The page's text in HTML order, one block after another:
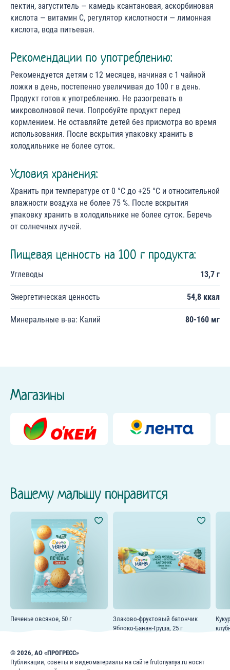
пектин, загуститель — камедь ксантановая, аскорбиновая
кислота — витамин С, регулятор кислотности — лимонная
кислота, вода питьевая.
Рекомендации по употреблению:
Рекомендуется детям с 12 месяцев, начиная с 1 чайной
ложки в день, постепенно увеличивая до 100 г в день.
Продукт готов к употреблению. Не разогревать в
микроволновой печи. Попробуйте продукт перед
кормлением. Не оставляйте детей без присмотра во время
использования. После вскрытия упаковку хранить в
холодильнике не более суток.
Условия хранения:
Хранить при температуре от 0 °С до +25 °С и относительной
влажности воздуха не более 75 %. После вскрытия
упаковку хранить в холодильнике не более суток. Беречь
от солнечных лучей.
Пищевая ценность на 100 г продукта:
Углеводы 13,7 г
Энергетическая ценность 54,8 ккал
Минеральные в-ва: Калий 80-160 мг
Магазины
Вашему малышу понравится
Печенье овсяное, 50 г
Злаково-фруктовый батончик
Яблоко-Банан-Груша, 25 г
© 2026, АО «ПРОГРЕСС»
Публикации, советы и видеоматериалы на сайте frutonyanya.ru носят